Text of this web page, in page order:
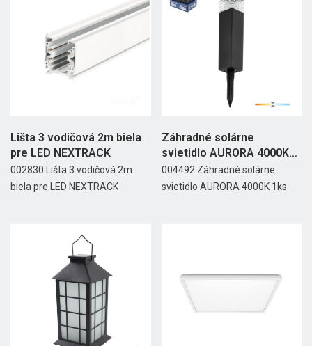
Lišta 3 vodičová 2m biela
pre LED NEXTRACK
002830 Lišta 3 vodičová 2m
biela pre LED NEXTRACK
Záhradné solárne
svietidlo AURORA 4000K
1ks
004492 Záhradné solárne
svietidlo AURORA 4000K 1ks